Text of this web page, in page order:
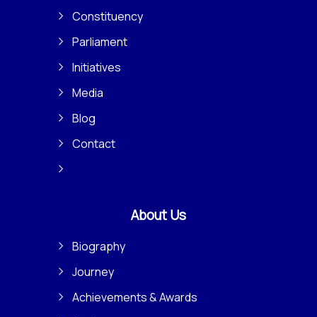
Constituency
Parliament
Initiatives
Media
Blog
Contact
About Us
Biography
Journey
Achievements & Awards